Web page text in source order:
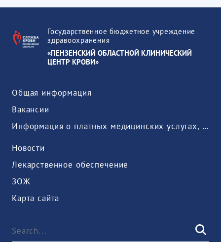
Государственное бюджетное учреждение
здравоохранения
«ПЕНЗЕНСКИЙ ОБЛАСТНОЙ КЛИНИЧЕСКИЙ
ЦЕНТР КРОВИ»
Общая информация
Вакансии
Информация о платных медицинских услугах, предоставляемых медицинской организацией
Новости
Лекарственное обеспечение
ЗОЖ
Карта сайта